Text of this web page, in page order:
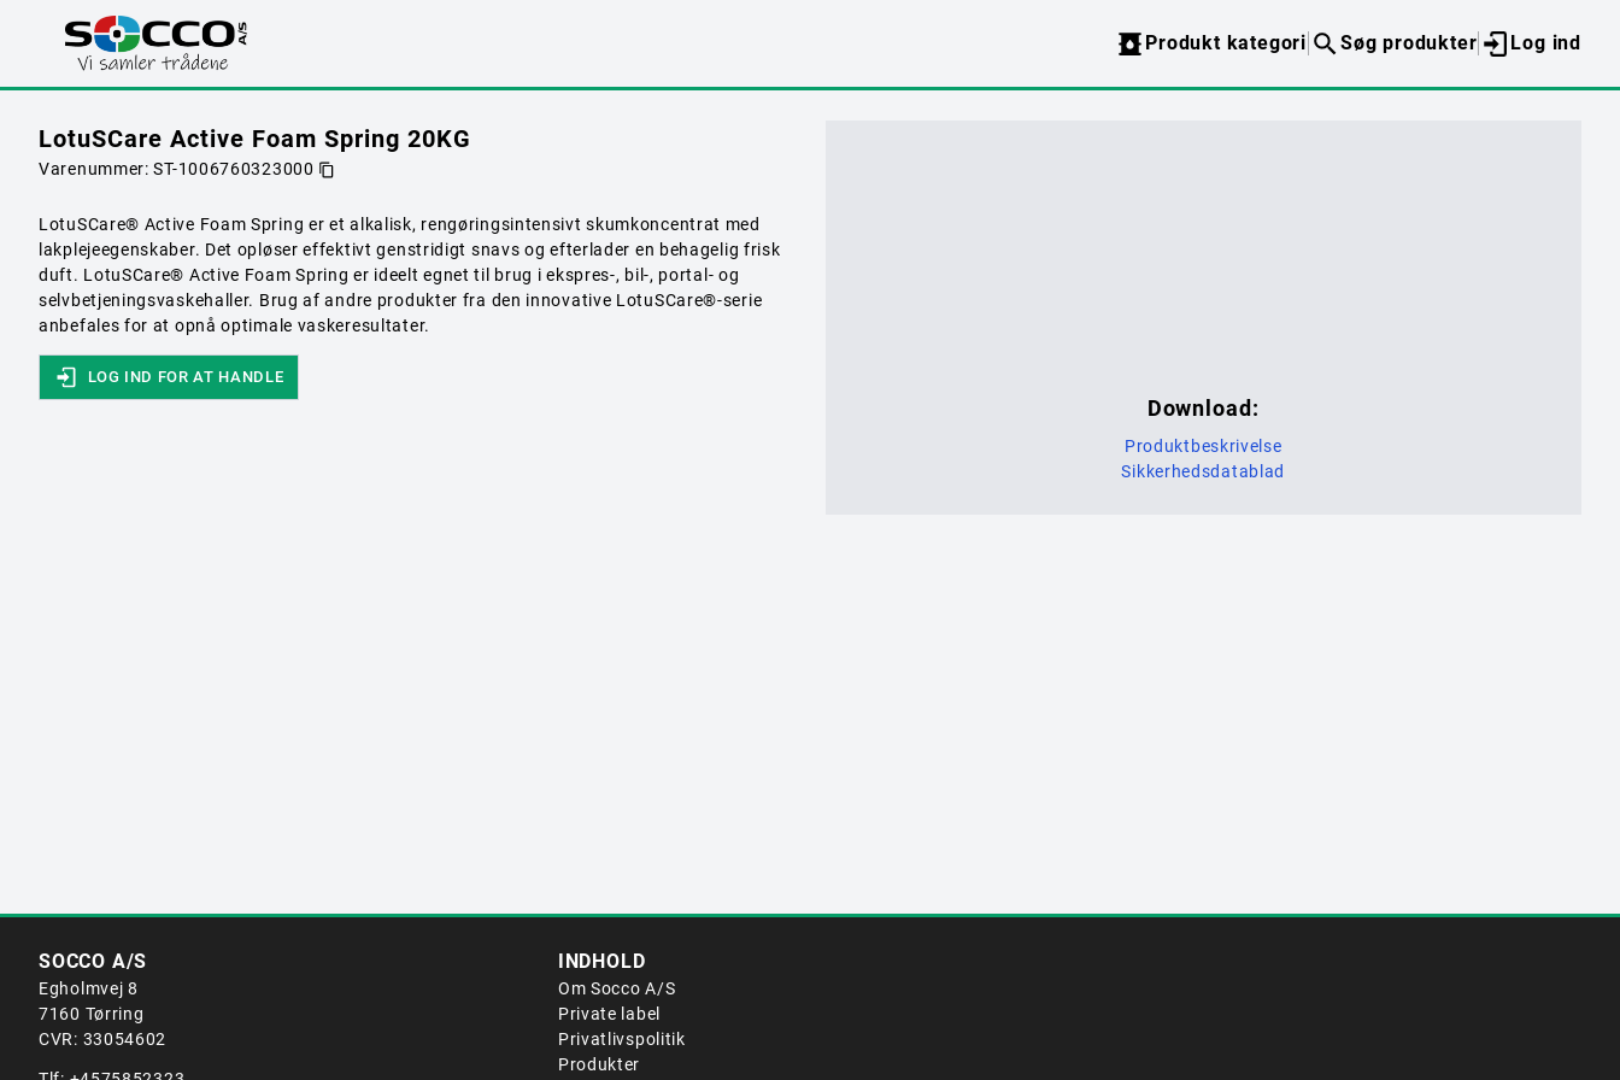
Produkt kategori Søg produkter Log ind
LotuSCare Active Foam Spring 20KG
Varenummer:ST-1006760323000
LotuSCare® Active Foam Spring er et alkalisk, rengøringsintensivt skumkoncentrat med
lakplejeegenskaber. Det opløser effektivt genstridigt snavs og efterlader en behagelig frisk
duft. LotuSCare® Active Foam Spring er ideelt egnet til brug i ekspres-, bil-, portal- og
selvbetjeningsvaskehaller. Brug af andre produkter fra den innovative LotuSCare®-serie
anbefales for at opnå optimale vaskeresultater.
LOG IND FOR AT HANDLE
Download:
Produktbeskrivelse
Sikkerhedsdatablad
SOCCO A/S
Egholmvej 8
7160 Tørring
CVR: 33054602
INDHOLD
Om Socco A/S
Private label
Privatlivspolitik
Produkter